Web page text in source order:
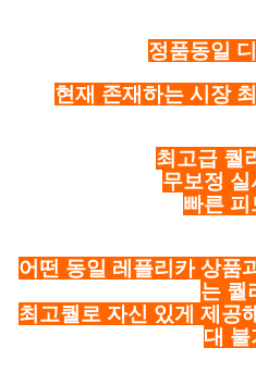
정품동일
현재 존재하는 시장
최고급 퀄
무보정
빠른
어떤 동일 레플리카 상품
는 퀄
최고퀄로 자신 있게 제공
대 불